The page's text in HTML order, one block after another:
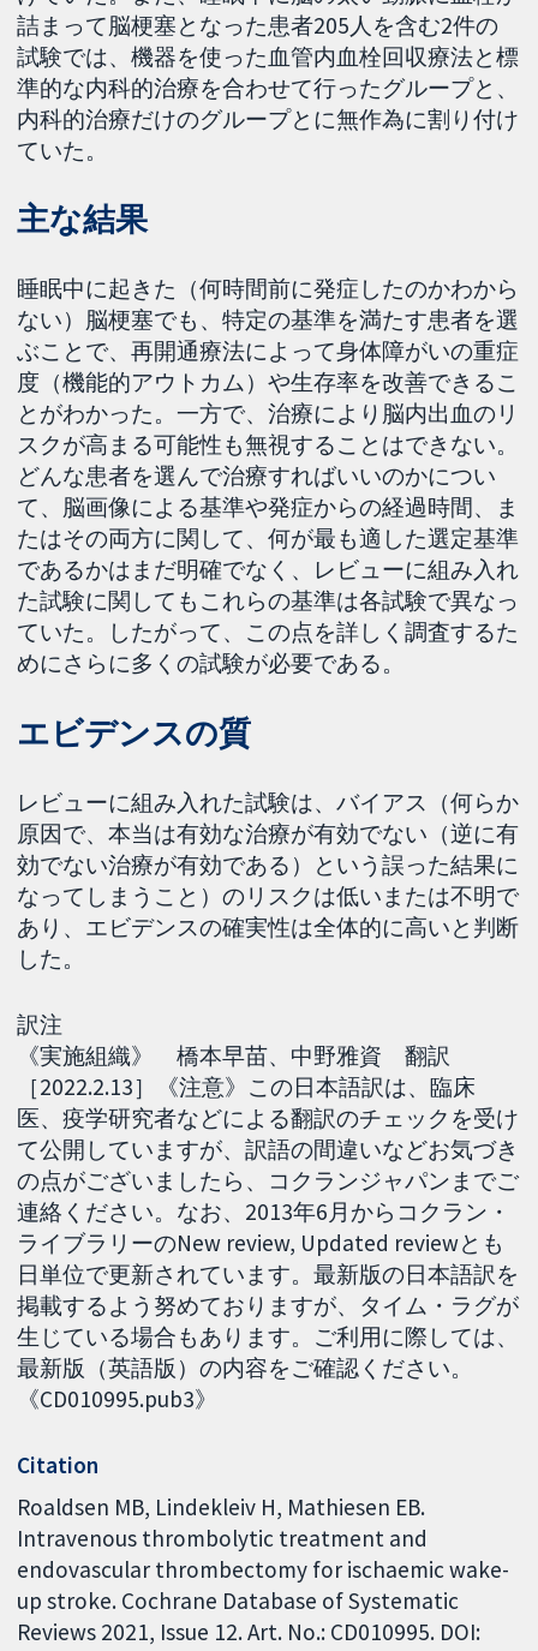
詰まって脳梗塞となった患者205人を含む2件の
試験では、機器を使った血管内血栓回収療法と標
準的な内科的治療を合わせて行ったグループと、
内科的治療だけのグループとに無作為に割り付け
ていた。
主な結果
睡眠中に起きた（何時間前に発症したのかわから
ない）脳梗塞でも、特定の基準を満たす患者を選
ぶことで、再開通療法によって身体障がいの重症
度（機能的アウトカム）や生存率を改善できるこ
とがわかった。一方で、治療により脳内出血のリ
スクが高まる可能性も無視することはできない。
どんな患者を選んで治療すればいいのかについ
て、脳画像による基準や発症からの経過時間、ま
たはその両方に関して、何が最も適した選定基準
であるかはまだ明確でなく、レビューに組み入れ
た試験に関してもこれらの基準は各試験で異なっ
ていた。したがって、この点を詳しく調査するた
めにさらに多くの試験が必要である。
エビデンスの質
レビューに組み入れた試験は、バイアス（何らか
原因で、本当は有効な治療が有効でない（逆に有
効でない治療が有効である）という誤った結果に
なってしまうこと）のリスクは低いまたは不明で
あり、エビデンスの確実性は全体的に高いと判断
した。
訳注
《実施組織》 橋本早苗、中野雅資 翻訳
［2022.2.13］《注意》この日本語訳は、臨床
医、疫学研究者などによる翻訳のチェックを受け
て公開していますが、訳語の間違いなどお気づき
の点がございましたら、コクランジャパンまでご
連絡ください。なお、2013年6月からコクラン・
ライブラリーのNew review, Updated reviewとも
日単位で更新されています。最新版の日本語訳を
掲載するよう努めておりますが、タイム・ラグが
生じている場合もあります。ご利用に際しては、
最新版（英語版）の内容をご確認ください。
《CD010995.pub3》
Citation
Roaldsen MB, Lindekleiv H, Mathiesen EB.
Intravenous thrombolytic treatment and
endovascular thrombectomy for ischaemic wake-
up stroke. Cochrane Database of Systematic
Reviews 2021, Issue 12. Art. No.: CD010995. DOI: